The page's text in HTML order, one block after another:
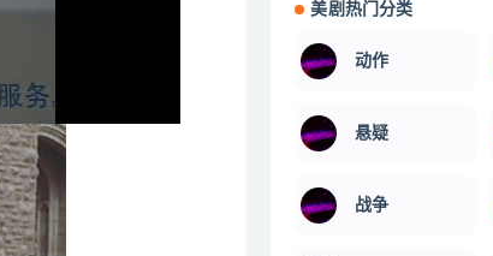
美剧热门分类
动作
悬疑
战争